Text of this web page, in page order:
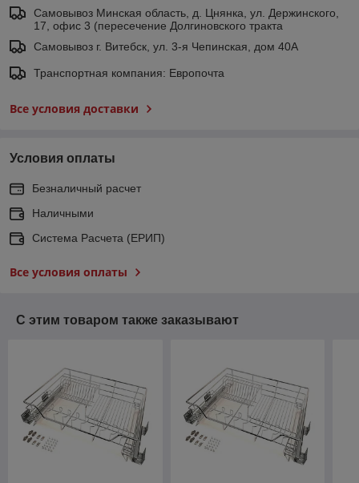
Самовывоз Минская область, д. Цнянка, ул. Держинского,
17, офис 3 (пересечение Долгиновского тракта
Самовывоз г. Витебск, ул. 3-я Чепинская, дом 40А
Транспортная компания: Европочта
Все условия доставки
Условия оплаты
Безналичный расчет
Наличными
Система Расчета (ЕРИП)
Все условия оплаты
С этим товаром также заказывают